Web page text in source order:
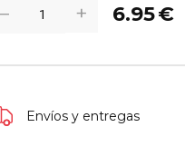
+
− 6.95€
Envíos y entregas